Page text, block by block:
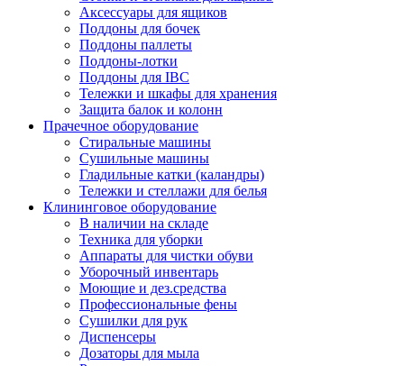
Аксессуары для ящиков
Поддоны для бочек
Поддоны паллеты
Поддоны-лотки
Поддоны для IBC
Тележки и шкафы для хранения
Защита балок и колонн
Прачечное оборудование
Стиральные машины
Сушильные машины
Гладильные катки (каландры)
Тележки и стеллажи для белья
Клининговое оборудование
В наличии на складе
Техника для уборки
Аппараты для чистки обуви
Уборочный инвентарь
Моющие и дез.средства
Профессиональные фены
Сушилки для рук
Диспенсеры
Дозаторы для мыла